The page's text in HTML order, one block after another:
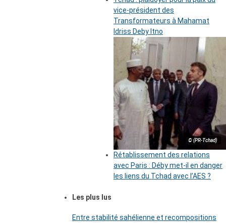
vice-président des
Transformateurs à Mahamat
Idriss Deby Itno
© (PR-Tchad)
Rétablissement des relations
avec Paris : Déby met-il en danger
les liens du Tchad avec l’AES ?
Les plus lus
Entre stabilité sahélienne et recompositions